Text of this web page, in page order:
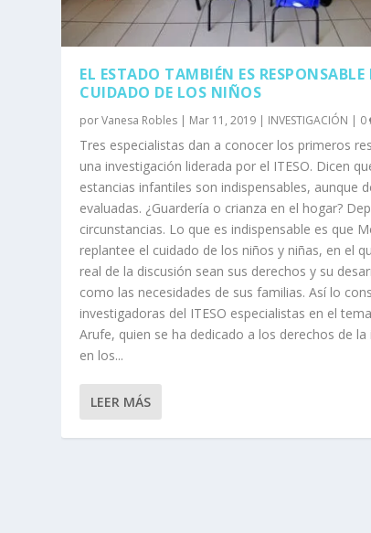
EL ESTADO TAMBIÉN ES RESPONSABLE
CUIDADO DE LOS NIÑOS
porVanesa Robles | Mar 11, 2019 | INVESTIGACIÓN | 0
Tres especialistas dan a conocer los primeros
una investigación liderada por el ITESO. Dicen
estancias infantiles son indispensables, aunque
evaluadas. ¿Guardería o crianza en el hogar?
circunstancias. Lo que es indispensable es que
replantee el cuidado de los niños y niñas, en el
real de la discusión sean sus derechos y su
como las necesidades de sus familias. Así lo
investigadoras del ITESO especialistas en el
Arufe, quien se ha dedicado a los derechos de la
en los...
LEER MÁS